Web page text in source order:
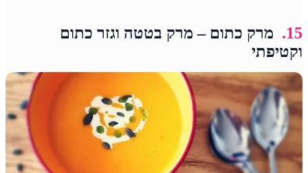
15.
מרק כתום – מרק בטטה וגזר כתום
וקטיפתי